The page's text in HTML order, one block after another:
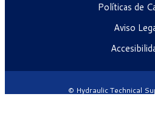
Políticas de
Aviso
© Hydraulic Technical